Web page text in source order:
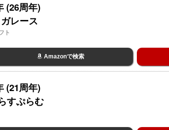
(26周年)
レース
ト
Amazonで検索
(21周年)
すぷらむ